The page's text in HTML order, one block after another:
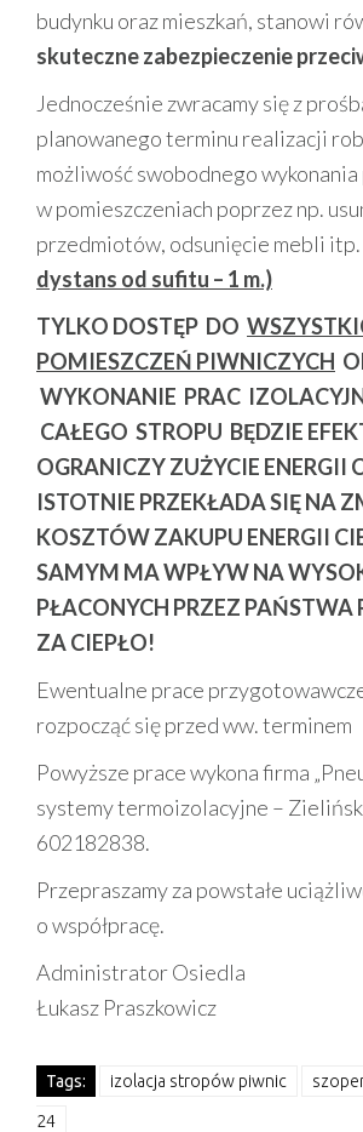
budynku oraz mieszkań, stanowi
skuteczne zabezpieczenie
Jednocześnie zwracamy się z
planowanego terminu realizacji
możliwość swobodnego wykonania
w pomieszczeniach poprzez np.
przedmiotów, odsunięcie mebli itp.
dystans od sufitu – 1 m.)
TYLKO DOSTĘP DO
POMIESZCZEŃ PIWNICZYCH
WYKONANIE PRAC
CAŁEGO STROPU BĘDZIE
OGRANICZY ZUŻYCIE ENERGII
ISTOTNIE PRZEKŁADA SIĘ NA
KOSZTÓW ZAKUPU ENERGII
SAMYM MA WPŁYW NA
PŁACONYCH PRZEZ
ZA CIEPŁO!
Ewentualne prace
rozpocząć się przed ww. terminem
Powyższe prace wykona firma
systemy termoizolacyjne –
602182838.
Przepraszamy za powstałe
o współpracę.
Administrator Osiedla
Łukasz Praszkowicz
Tags: izolacja stropów piwnic
24